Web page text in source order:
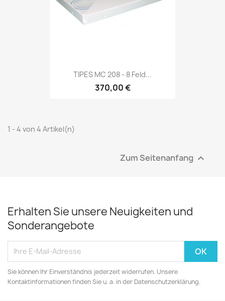
TIPES MC 208 - 8 Feld...
370,00 €
1 - 4 von 4 Artikel(n)
Zum Seitenanfang 
Erhalten Sie unsere Neuigkeiten und
Sonderangebote
Sie können Ihr Einverständnis jederzeit widerrufen. Unsere
Kontaktinformationen finden Sie u. a. in der Datenschutzerklärung.